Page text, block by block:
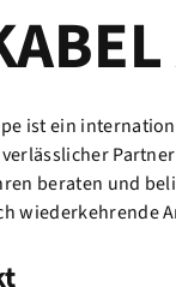
ist ein
beraten und
wiederkehrende